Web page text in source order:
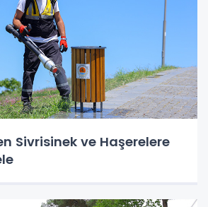
Sivrisinek ve Haşerelere